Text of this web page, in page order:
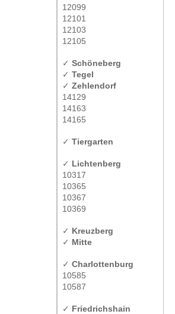
12099
12101
12103
12105
✓ Schöneberg
✓ Tegel
✓ Zehlendorf
14129
14163
14165
✓ Tiergarten
✓ Lichtenberg
10317
10365
10367
10369
✓ Kreuzberg
✓ Mitte
✓ Charlottenburg
10585
10587
✓ Friedrichshain